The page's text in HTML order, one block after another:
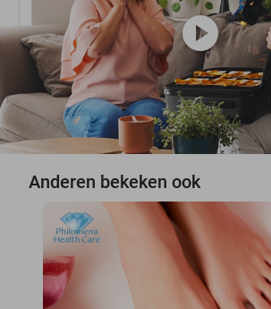
play_circle
Anderen bekeken ook